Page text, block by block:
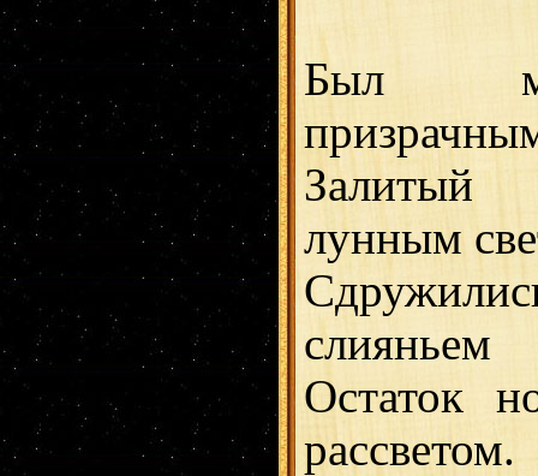
Был
Залитый
лунным
слияньем
Остаток
рассветом.